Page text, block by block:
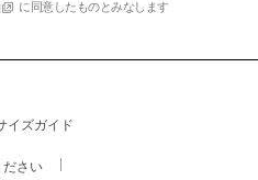
に同意したものとみなします
イズガイド
ださい